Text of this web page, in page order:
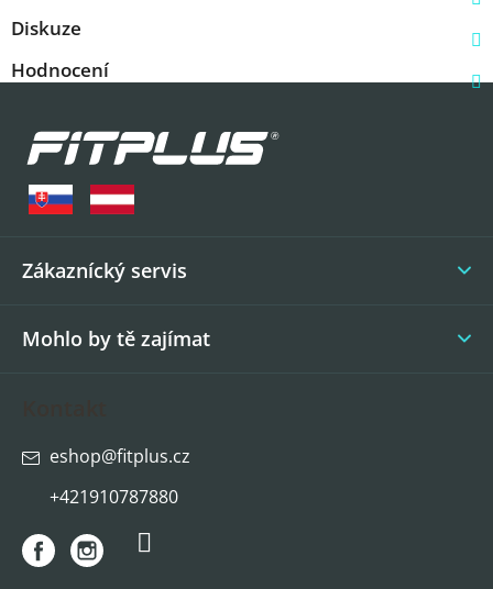
Diskuze
Hodnocení
Zákaznícký servis
Mohlo by tě zajímat
eshop@fitplus.cz
+421910787880